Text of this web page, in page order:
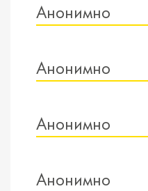
Анонимно
Анонимно
Анонимно
Анонимно